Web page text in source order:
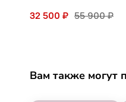
32 500 ₽ 55 900 ₽
Вам также могут